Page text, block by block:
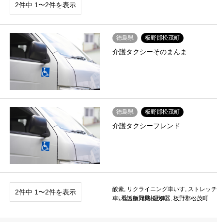
2件中 1〜2件を表示
徳島県 板野郡松茂町
介護タクシーそのまんま
酸素, リクライニング車いす, ストレッ
ー,看護師同乗,吸引器, 板野郡松茂町
徳島県 板野郡松茂町
介護タクシーフレンド
車いす,板野郡松茂町
2件中 1〜2件を表示